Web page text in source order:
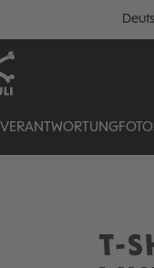
VERANTWORTUNG
T-